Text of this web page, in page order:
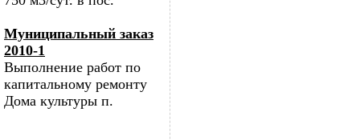
Муниципальный заказ
2010-1
Выполнение работ по
капитальному ремонту
Дома культуры п.